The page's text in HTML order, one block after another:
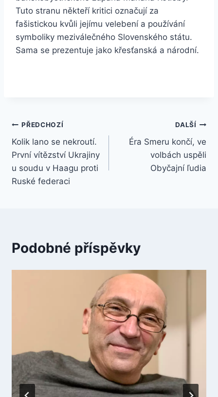
Tuto stranu někteří kritici označují za
fašistickou kvůli jejímu velebení a používání
symboliky meziválečného Slovenského státu.
Sama se prezentuje jako křesťanská a národní.
Navigace
pro
příspěvek
PŘEDCHOZÍ
Kolik lano se nekroutí.
První vítězství Ukrajiny
u soudu v Haagu proti
Ruské federaci
DALŠÍ
Éra Smeru končí, ve
volbách uspěli
Obyčajní ľudia
Podobné příspěvky